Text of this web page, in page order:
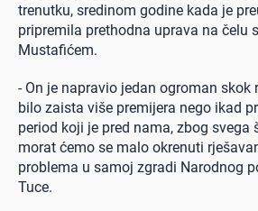
trenutku, sredinom godine kada je
pripremila prethodna uprava na čelu
Mustafićem.
- On je napravio jedan ogroman skok
bilo zaista više premijera nego ikad
period koji je pred nama, zbog svega
morat ćemo se malo okrenuti
problema u samoj zgradi Narodnog
Tuce.